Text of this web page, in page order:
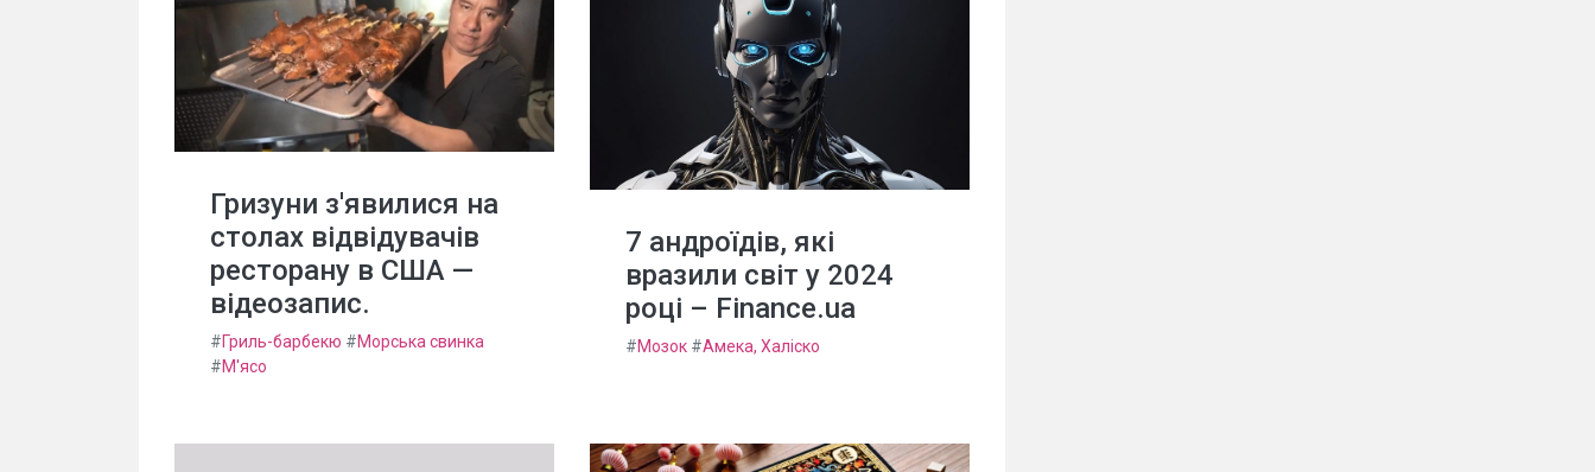
Гризуни з'явилися на
столах відвідувачів
ресторану в США —
відеозапис.
#Гриль-барбекю #Морська свинка
#М'ясо
7 андроїдів, які
вразили світ у 2024
році – Finance.ua
#Мозок #Амека, Халіско